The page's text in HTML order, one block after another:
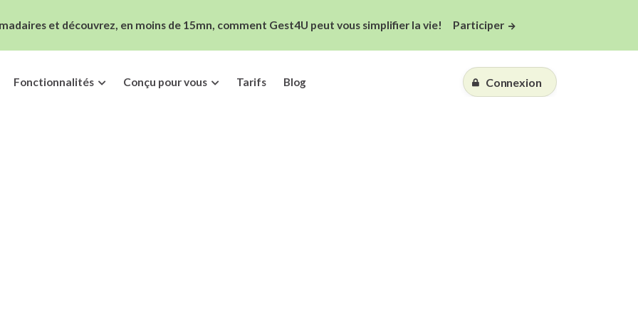
et découvrez, en moins de 15mn, comment Gest4U peut vous simplifier la vie! Participer
Fonctionnalités Conçu pour vous Tarifs Blog Connexion